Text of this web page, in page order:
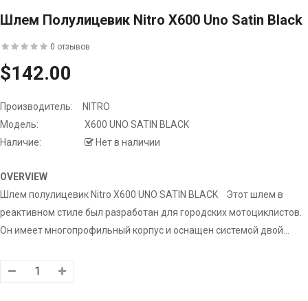
Шлем Полулицевик Nitro X600 Uno Satin Black
0 отзывов
$142.00
Производитель:
NITRO
Модель:
X600 UNO SATIN BLACK
Наличие:
Нет в наличии
OVERVIEW
Шлем полулицевик Nitro X600 UNO SATIN BLACK Этот шлем в
реактивном стиле был разработан для городских мотоциклистов.
Он имеет многопрофильный корпус и оснащен системой двой...